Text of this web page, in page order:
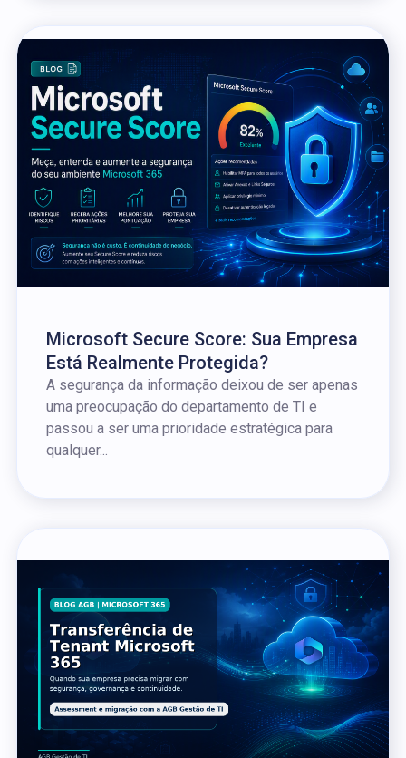
Microsoft Secure Score: Sua Empresa
Está Realmente Protegida?
A segurança da informação deixou de ser apenas
uma preocupação do departamento de TI e
passou a ser uma prioridade estratégica para
qualquer...